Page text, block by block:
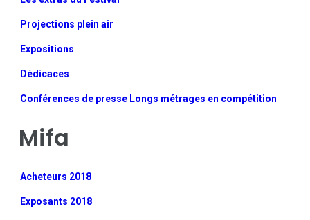
Projections plein air
Expositions
Dédicaces
Conférences de presse Longs métrages en compétition
Mifa
Acheteurs 2018
Exposants 2018